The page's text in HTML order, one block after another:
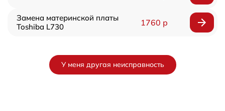
Замена материнской платы
Toshiba L730
1760 р
У меня другая неисправность